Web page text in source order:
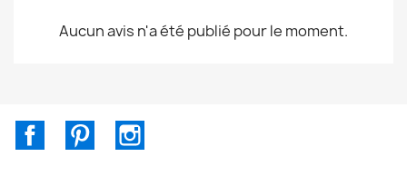
Aucun avis n'a été publié pour le moment.
FacebookPinterest